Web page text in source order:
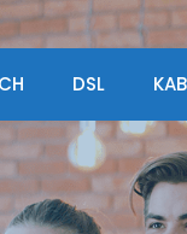
DSL